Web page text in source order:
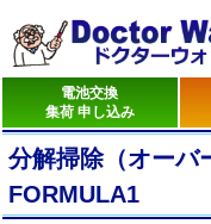
電池交換
集荷 申し込み
分解掃除（オー
FORMULA1